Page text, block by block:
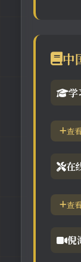
中
学
1.倪
查
在
【查
倪